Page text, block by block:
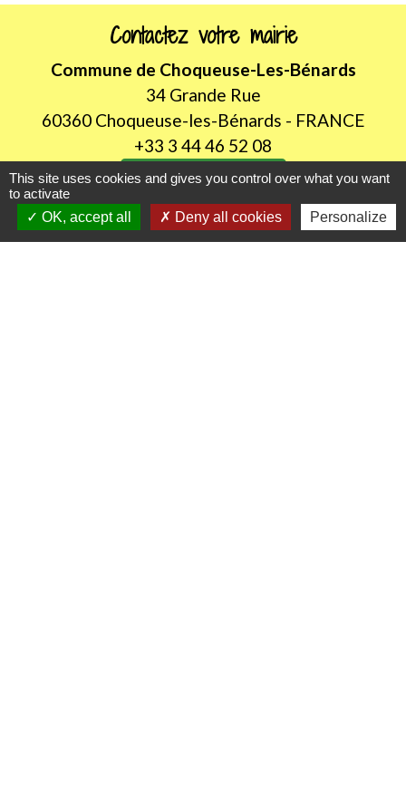
Contactez votre mairie
Commune de Choqueuse-Les-Bénards
34 Grande Rue
60360 Choqueuse-les-Bénards - FRANCE
+33 3 44 46 52 08
Contact par formulaire
Horaires d'ouverture au public
This site uses cookies and gives you control over what you want
to activate
OK, accept all
Deny all cookies Personalize